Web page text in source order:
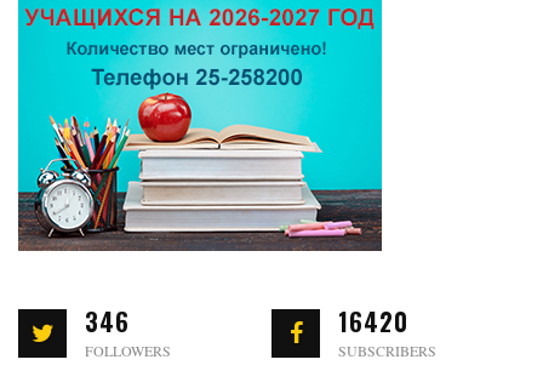
346
FOLLOWERS
16420
SUBSCRIBERS